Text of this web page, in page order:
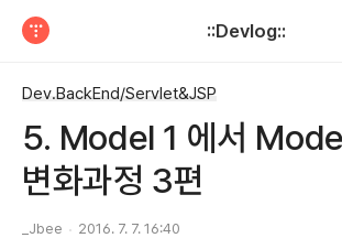
::Devlog::
Dev.BackEnd/Servlet&JSP
5. Model 1 에서
변화과정 3편
_Jbee 2016. 7. 7. 16:40